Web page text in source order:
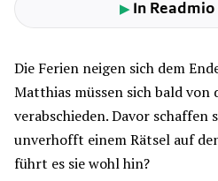
▶In Readmio
Die Ferien neigen sich dem
Matthias müssen sich bald
verabschieden. Davor schaffen
unverhofft einem Rätsel auf
führt es sie wohl hin?